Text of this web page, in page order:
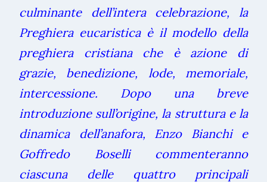
culminante dell’intera celebrazione, la
Preghiera eucaristica è il modello della
preghiera cristiana che è azione di
grazie, benedizione, lode, memoriale,
intercessione. Dopo una breve
introduzione sull’origine, la struttura e la
dinamica dell’anafora, Enzo Bianchi e
Goffredo Boselli commenteranno
ciascuna delle quattro principali